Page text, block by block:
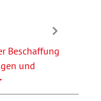
Beschaffung
und